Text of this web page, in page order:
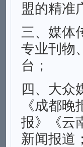
盟的精准
三、媒体
专业刊物
台；
四、大众
《成都
报》《云
新闻报道；